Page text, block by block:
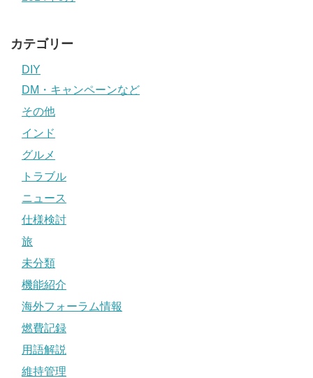
カテゴリー
DIY
DM・キャンペーンなど
その他
インド
グルメ
トラブル
ニュース
仕様検討
旅
未分類
機能紹介
海外フォーラム情報
燃費記録
用語解説
維持管理